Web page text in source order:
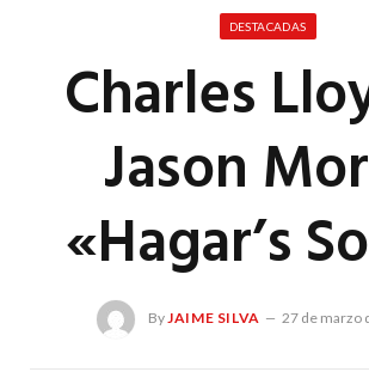
DESTACADAS
Charles
Jason
«Hagar’s
ByJAIME SILVA 27 de marzo